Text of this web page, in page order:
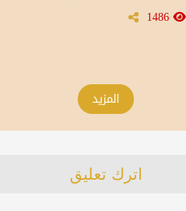
المزيد
اترك تعليق